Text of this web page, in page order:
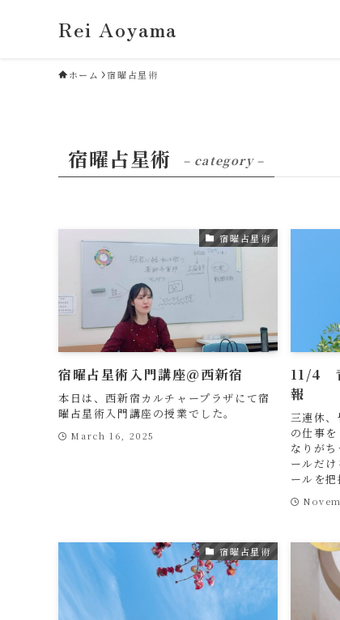
Rei Aoyama
ホーム 宿曜占星術
宿曜占星術 – category –
宿曜占星術
宿曜占星術入門講座＠西新宿
本日は、西新宿カルチャープラザにて宿
曜占星術入門講座の授業でした。
March 16, 2025
11/4
報
三連休
の仕事
なりが
ールだ
ールを
宿曜占星術